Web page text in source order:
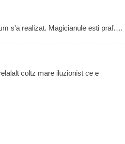
s'a realizat. Magicianule esti praf….
coltz mare iluzionist ce e